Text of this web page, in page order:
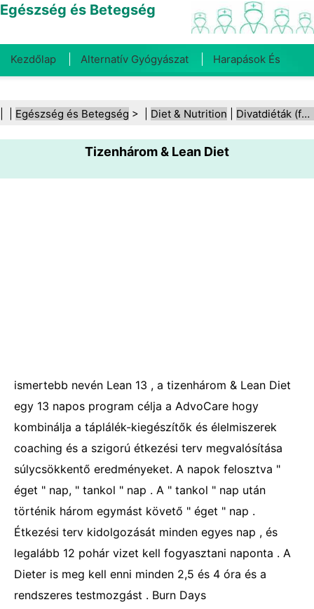
Egészség és Betegség
Kezdőlap Alternatív Gyógyászat Harapások És
Fogegészség Diéta És Táplálkozás Családi
Egészségügyi Ágazat Mentális Egészség
Közegészségügy És Biztonság Sebészet És
Egészség és Betegség > | Diet & Nutrition Divatdiéták (fad diéták)
Tizenhárom & Lean Diet
ismertebb nevén Lean 13 , a tizenhárom & Lean Diet
egy 13 napos program célja a AdvoCare hogy
kombinálja a táplálék-kiegészítők és élelmiszerek
coaching és a szigorú étkezési terv megvalósítása
súlycsökkentő eredményeket. A napok felosztva "
éget " nap, " tankol " nap . A " tankol " nap után
történik három egymást követő " éget " nap .
Étkezési terv kidolgozását minden egyes nap , és
legalább 12 pohár vizet kell fogyasztani naponta . A
Dieter is meg kell enni minden 2,5 és 4 óra és a
rendszeres testmozgást . Burn Days